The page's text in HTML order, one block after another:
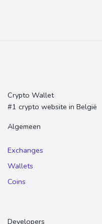
Crypto Wallet
#1 crypto website in België
Algemeen
Exchanges
Wallets
Coins
Developers